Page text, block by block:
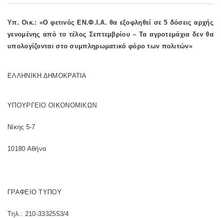
Υπ. Οικ.: «Ο φετινός ΕΝ.Φ.Ι.Α. θα εξοφληθεί σε 5 δόσεις αρχής
γενομένης από το τέλος Σεπτεμβρίου – Τα αγροτεμάχια δεν θα
υπολογίζονται στο συμπληρωματικό φόρο των πολιτών»
ΕΛΛΗΝΙΚΗ ΔΗΜΟΚΡΑΤΙΑ
ΥΠΟΥΡΓΕΙΟ ΟΙΚΟΝΟΜΙΚΩΝ
Νίκης 5-7
10180 Αθήνα
ΓΡΑΦΕΙΟ ΤΥΠΟΥ
Tηλ.: 210-3332553/4